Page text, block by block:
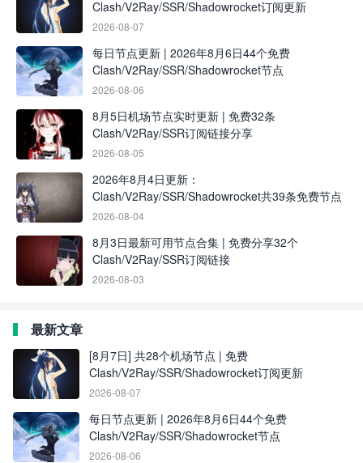
Clash/V2Ray/SSR/Shadowrocket订阅更新
2026-08-07
每日节点更新 | 2026年8月6日44个免费
Clash/V2Ray/SSR/Shadowrocket节点
2026-08-06
8月5日机场节点实时更新 | 免费32条
Clash/V2Ray/SSR订阅链接分享
2026-08-05
2026年8月4日更新：
Clash/V2Ray/SSR/Shadowrocket共39条免费节点
2026-08-04
8月3日最新可用节点合集 | 免费分享32个
Clash/V2Ray/SSR订阅链接
2026-08-03
最新文章
[8月7日] 共28个机场节点 | 免费
Clash/V2Ray/SSR/Shadowrocket订阅更新
2026-08-07
每日节点更新 | 2026年8月6日44个免费
Clash/V2Ray/SSR/Shadowrocket节点
2026-08-06